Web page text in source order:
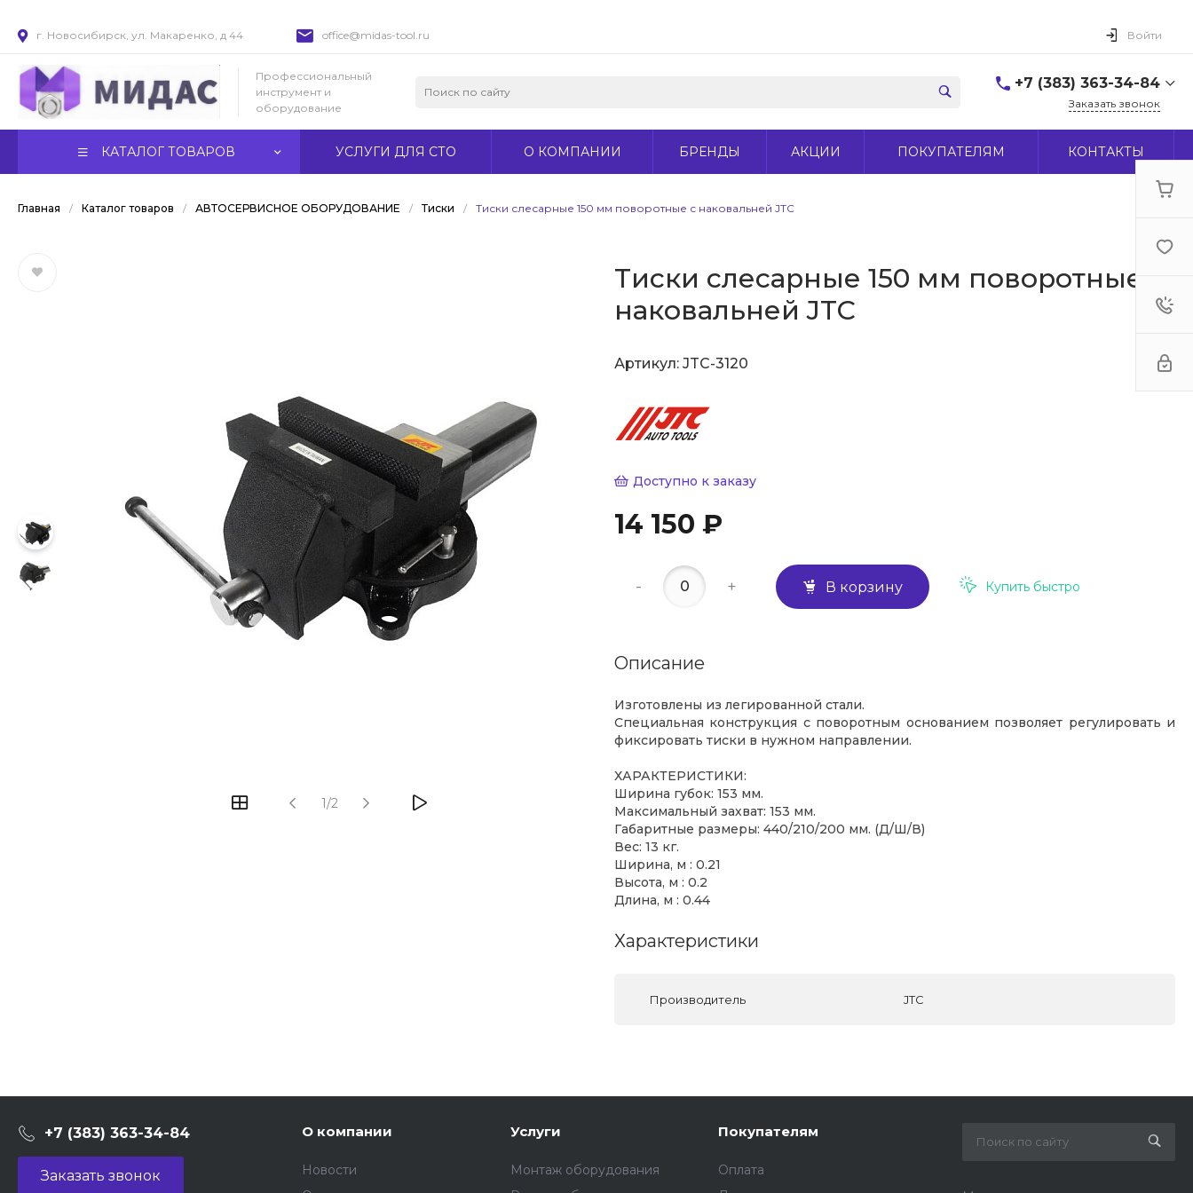
г. Новосибирск, ул. Макаренко, д 44 office@midas-tool.ru Войти
Профессиональный
инструмент и
оборудование
+7 (383) 363-34-84
г. Новосибирск, ул.
Заказать звонок
КАТАЛОГ ТОВАРОВ УСЛУГИ ДЛЯ СТО О КОМПАНИИ БРЕНДЫ АКЦИИ ПОКУПАТЕЛЯМ КОНТАКТЫ
Главная / Каталог товаров / АВТОСЕРВИСНОЕ ОБОРУДОВАНИЕ / Тиски / Тиски слесарные 150 мм поворотные с наковальней JTC
1/2
Тиски слесарные 150 мм поворотные с
наковальней JTC
Артикул: JTC-3120
Доступно к заказу
14 150 ₽
- + В корзину Купить быстро
Описание
Изготовлены из легированной стали.
Специальная конструкция с поворотным основанием позволяет регулировать и
фиксировать тиски в нужном направлении.
ХАРАКТЕРИСТИКИ:
Ширина губок: 153 мм.
Максимальный захват: 153 мм.
Габаритные размеры: 440/210/200 мм. (Д/Ш/В)
Вес: 13 кг.
Ширина, м : 0.21
Высота, м : 0.2
Длина, м : 0.44
Характеристики
Производитель JTC
+7 (383) 363-34-84
Заказать звонок
О компании
Новости
Услуги
Монтаж оборудования
Покупателям
Оплата